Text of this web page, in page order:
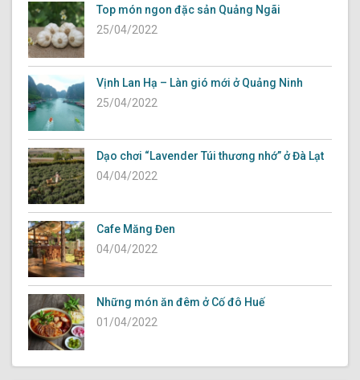
Top món ngon đặc sản Quảng Ngãi
25/04/2022
Vịnh Lan Hạ – Làn gió mới ở Quảng Ninh
25/04/2022
Dạo chơi “Lavender Túi thương nhớ” ở Đà Lạt
04/04/2022
Cafe Măng Đen
04/04/2022
Những món ăn đêm ở Cố đô Huế
01/04/2022